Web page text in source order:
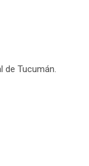
de Tucumán.